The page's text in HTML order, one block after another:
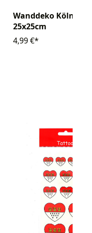
Wanddeko Köln
25x25cm
4,99 €*